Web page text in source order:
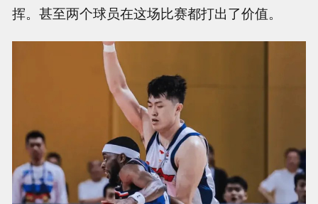
挥。甚至两个球员在这场比赛都打出了价值。